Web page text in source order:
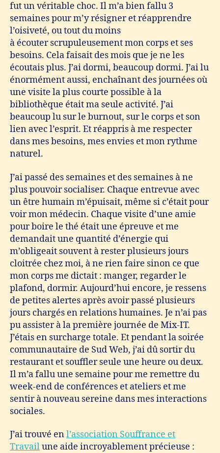
fut un véritable choc. Il m’a bien fallu 3
semaines pour m’y résigner et réapprendre
l’oisiveté, ou tout du moins
à écouter scrupuleusement mon corps et ses
besoins. Cela faisait des mois que je ne les
écoutais plus. J’ai dormi, beaucoup dormi. J’ai lu
énormément aussi, enchaînant des journées où
une visite la plus courte possible à la
bibliothèque était ma seule activité. J’ai
beaucoup lu sur le burnout, sur le corps et son
lien avec l’esprit. Et réappris à me respecter
dans mes besoins, mes envies et mon rythme
naturel.
J’ai passé des semaines et des semaines à ne
plus pouvoir socialiser. Chaque entrevue avec
un être humain m’épuisait, même si c’était pour
voir mon médecin. Chaque visite d’une amie
pour boire le thé était une épreuve et me
demandait une quantité d’énergie qui
m’obligeait souvent à rester plusieurs jours
cloitrée chez moi, à ne rien faire sinon ce que
mon corps me dictait : manger, regarder le
plafond, dormir. Aujourd’hui encore, je ressens
de petites alertes après avoir passé plusieurs
jours chargés en relations humaines. Je n’ai pas
pu assister à la première journée de Mix-IT.
J’étais en surcharge totale. Et pendant la soirée
communautaire de Sud Web, j’ai dû sortir du
restaurant et souffler seule une heure ou deux.
Il m’a fallu une semaine pour me remettre du
week-end de conférences et ateliers et me
sentir à nouveau sereine dans mes interactions
sociales.
J’ai trouvé enl’association Souffrance et
Travailune aide incroyablement précieuse :